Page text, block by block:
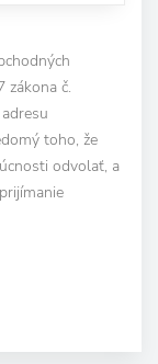
zákona č.
toho, že
odvolať, a